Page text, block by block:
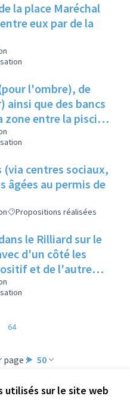
utilisés sur le site web
la place Maréchal
eux par de la
l'ombre), de
ainsi que des bancs
zone entre la piscine
centres sociaux,
âgées au permis de
Propositions réalisées
le Rilliard sur le
d'un côté les
et de l'autre
de lieux à
: 50
64